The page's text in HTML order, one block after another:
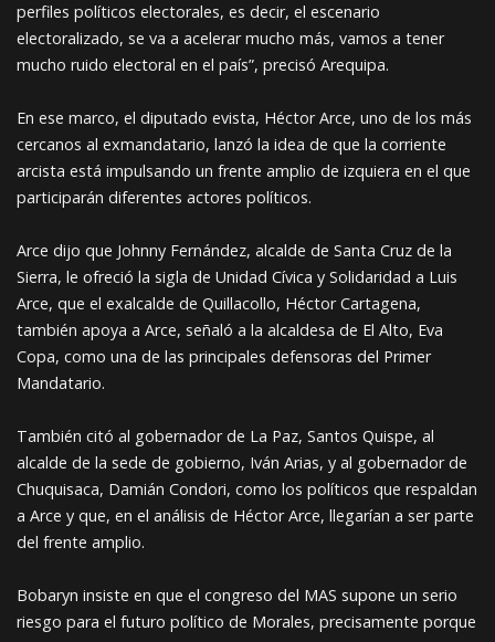
perfiles políticos electorales, es decir, el escenario
electoralizado, se va a acelerar mucho más, vamos a tener
mucho ruido electoral en el país”, precisó Arequipa.
En ese marco, el diputado evista, Héctor Arce, uno de los más
cercanos al exmandatario, lanzó la idea de que la corriente
arcista está impulsando un frente amplio de izquiera en el que
participarán diferentes actores políticos.
Arce dijo que Johnny Fernández, alcalde de Santa Cruz de la
Sierra, le ofreció la sigla de Unidad Cívica y Solidaridad a Luis
Arce, que el exalcalde de Quillacollo, Héctor Cartagena,
también apoya a Arce, señaló a la alcaldesa de El Alto, Eva
Copa, como una de las principales defensoras del Primer
Mandatario.
También citó al gobernador de La Paz, Santos Quispe, al
alcalde de la sede de gobierno, Iván Arias, y al gobernador de
Chuquisaca, Damián Condori, como los políticos que respaldan
a Arce y que, en el análisis de Héctor Arce, llegarían a ser parte
del frente amplio.
Bobaryn insiste en que el congreso del MAS supone un serio
riesgo para el futuro político de Morales, precisamente porque